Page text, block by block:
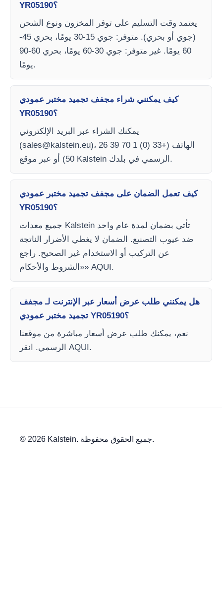
YR05190؟
يعتمد وقت التسليم على توفر المخزون ونوع الشحن
(جوي أو بحري). متوفر: جوي 15-30 يومًا، بحري 45-
60 يومًا. غير متوفر: جوي 30-60 يومًا، بحري 60-90
يومًا.
كيف يمكنني شراء مجفف تجميد مختبر عمودي
YR05190؟
يمكنك الشراء عبر البريد الإلكتروني
(sales@kalstein.eu)، الهاتف (+33 (0) 1 70 39 26
50) أو عبر موقع Kalstein الرسمي في بلدك.
كيف تعمل الضمان على مجفف تجميد مختبر عمودي
YR05190؟
جميع معدات Kalstein تأتي بضمان لمدة عام واحد
ضد عيوب التصنيع. الضمان لا يغطي الأضرار الناتجة
عن التركيب أو الاستخدام غير الصحيح. راجع
«الشروط والأحكام» AQUI.
هل يمكنني طلب عرض أسعار عبر الإنترنت لـ مجفف
تجميد مختبر عمودي YR05190؟
نعم، يمكنك طلب عرض أسعار مباشرة من موقعنا
الرسمي. انقر AQUI.
© 2026 Kalstein. جميع الحقوق محفوظة.